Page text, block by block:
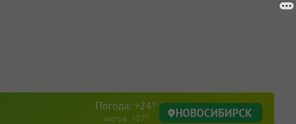
Погода: +24°
завтра +27° НОВОСИБИРСК